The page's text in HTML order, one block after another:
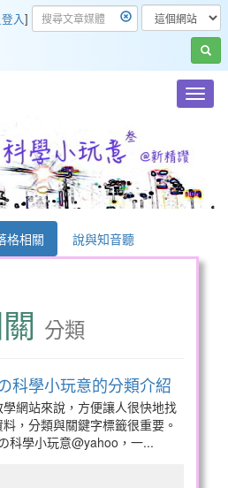
入]
格相關 說與知音聽
分類
科學小玩意的分類介紹
網站來說，方便讓人很快地找
，分類與關鍵字標籤很重要。
科學小玩意@yahoo，一...